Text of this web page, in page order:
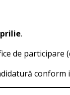
.
de